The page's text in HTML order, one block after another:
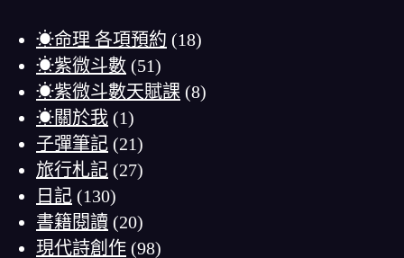
☀命理 各項預約 (18)
☀紫微斗數 (51)
☀紫微斗數天賦課 (8)
☀關於我 (1)
子彈筆記 (21)
旅行札記 (27)
日記 (130)
書籍閱讀 (20)
現代詩創作 (98)